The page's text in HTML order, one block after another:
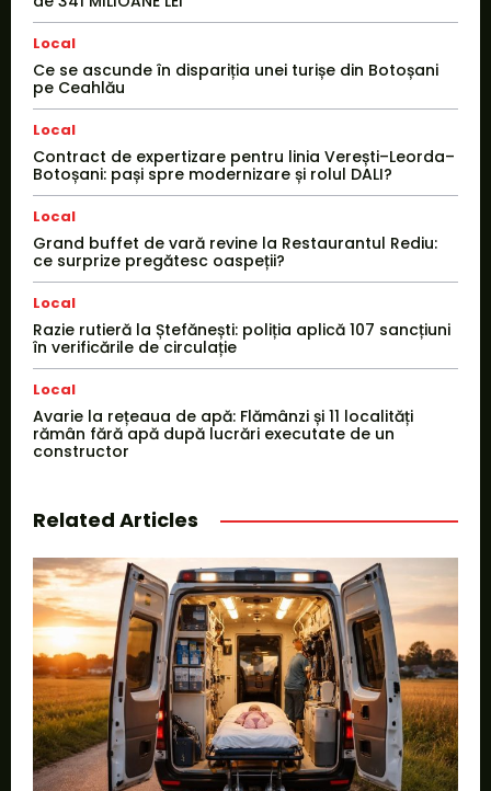
Local
Ce se ascunde în dispariția unei turișe din Botoșani
pe Ceahlău
Local
Contract de expertizare pentru linia Verești–Leorda–
Botoșani: pași spre modernizare și rolul DALI?
Local
Grand buffet de vară revine la Restaurantul Rediu:
ce surprize pregătesc oaspeții?
Local
Razie rutieră la Ștefănești: poliția aplică 107 sancțiuni
în verificările de circulație
Local
Avarie la rețeaua de apă: Flămânzi și 11 localități
rămân fără apă după lucrări executate de un
constructor
Related Articles